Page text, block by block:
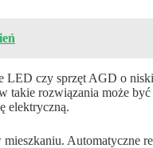
LED czy sprzęt AGD o
rozwiązania może
elektryczną.
Automatyczne